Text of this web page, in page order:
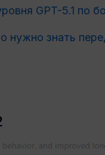
GPT-5.1 по
нужно знать